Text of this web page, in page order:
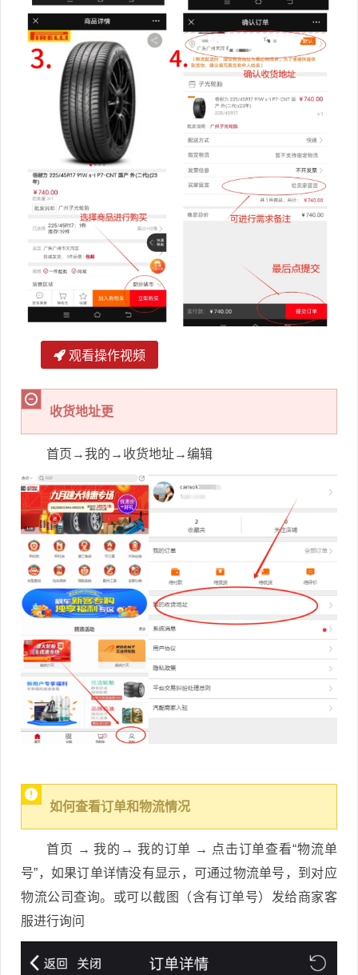
观看操作视频
收货地址更
首页→我的→收货地址→编辑
如何查看订单和物流情况
首页 → 我的→ 我的订单 → 点击订单查看“物流单
号”，如果订单详情没有显示，可通过物流单号，到对应
物流公司查询。或可以截图（含有订单号）发给商家客
服进行询问